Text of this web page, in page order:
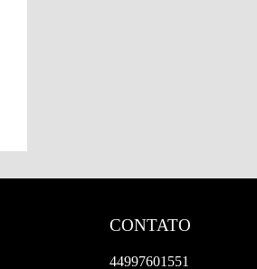
CONTATO
44997601551